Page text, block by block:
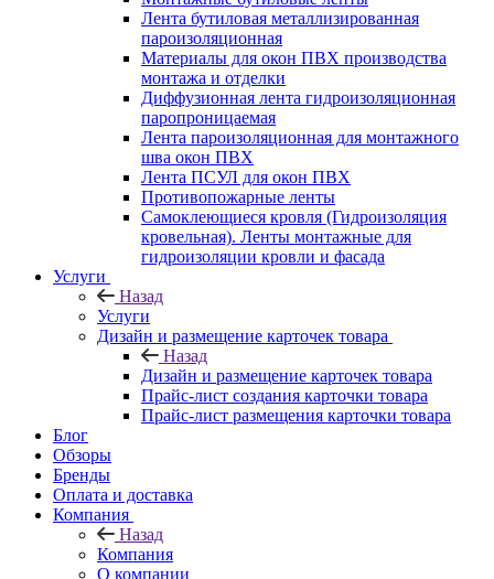
Лента бутиловая металлизированная
пароизоляционная
Материалы для окон ПВХ производства
монтажа и отделки
Диффузионная лента гидроизоляционная
паропроницаемая
Лента пароизоляционная для монтажного
шва окон ПВХ
Лента ПСУЛ для окон ПВХ
Противопожарные ленты
Самоклеющиеся кровля (Гидроизоляция
кровельная). Ленты монтажные для
гидроизоляции кровли и фасада
Услуги
Назад
Услуги
Дизайн и размещение карточек товара
Назад
Дизайн и размещение карточек товара
Прайс-лист создания карточки товара
Прайс-лист размещения карточки товара
Блог
Обзоры
Бренды
Оплата и доставка
Компания
Назад
Компания
О компании